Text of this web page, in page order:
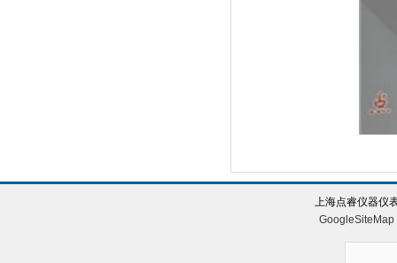
上海点睿仪器仪
GoogleSiteMap